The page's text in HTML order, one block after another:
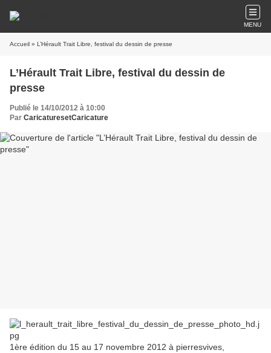
MENU
Accueil » L’Hérault Trait Libre, festival du dessin de presse
L’Hérault Trait Libre, festival du dessin de
presse
Publié le 14/10/2012 à 10:00
Par CaricaturesetCaricature
1ère édition du 15 au 17 novembre 2012 à pierresvives,